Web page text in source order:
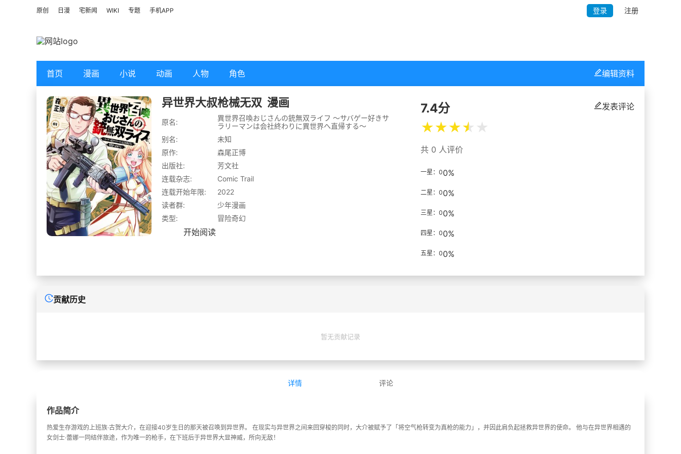
原创 日漫 宅新闻 WIKI 专题 手机APP 登录 注册
首页 漫画 小说 动画 人物 角色
异世界大叔枪械无双 漫画
原名:
異世界召喚おじさんの銃無双ライフ ～サバゲー好きサ
ラリーマンは会社終わりに異世界へ直帰する～
别名:
未知
原作:
森尾正博
出版社:
芳文社
连载杂志:
Comic Trail
连载开始年限:
2022
读者群:
少年漫画
类型:
冒险奇幻
开始阅读
发表评论
7.4分
★★★★ ★
共 0 人评价
一星：00%
二星：00%
三星：00%
四星：00%
五星：00%
编辑资料
贡献历史
暂无贡献记录
详情 评论
作品简介
热爱生存游戏的上班族·古贺大介，在迎接40岁生日的那天被召唤到异世界。 在现实与异世界之间来回穿梭的同时，大介被赋予了「将空气枪转变为真枪的能力」，并因此肩负起拯救异世界的使命。 他与在异世界相遇的
女剑士·蕾娜一同结伴旅途，作为唯一的枪手，在下班后于异世界大显神威，所向无敌！